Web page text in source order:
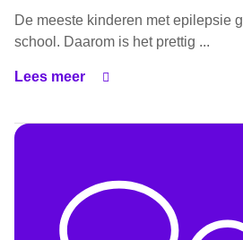
De meeste kinderen met epilepsie
school. Daarom is het prettig ...
Lees meer